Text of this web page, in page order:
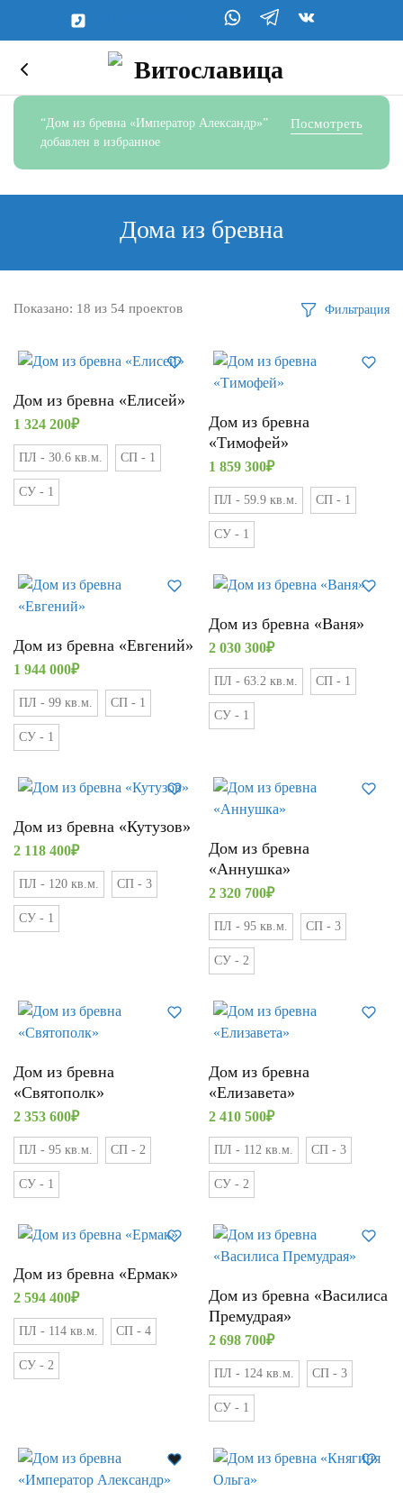
Посмотреть
“Дом из бревна «Император Александр»”
добавлен в избранное
Дома из бревна
Показано: 18 из 54 проектов Фильтрация
Дом из бревна «Елисей»
1 324 200₽
ПЛ - 30.6 кв.м. СП - 1
СУ - 1
Дом из бревна
«Тимофей»
1 859 300₽
ПЛ - 59.9 кв.м. СП - 1
СУ - 1
Дом из бревна «Евгений»
1 944 000₽
ПЛ - 99 кв.м. СП - 1
СУ - 1
Дом из бревна «Ваня»
2 030 300₽
ПЛ - 63.2 кв.м. СП - 1
СУ - 1
Дом из бревна «Кутузов»
2 118 400₽
ПЛ - 120 кв.м. СП - 3
СУ - 1
Дом из бревна
«Аннушка»
2 320 700₽
ПЛ - 95 кв.м. СП - 3
СУ - 2
Дом из бревна
«Святополк»
2 353 600₽
ПЛ - 95 кв.м. СП - 2
СУ - 1
Дом из бревна
«Елизавета»
2 410 500₽
ПЛ - 112 кв.м. СП - 3
СУ - 2
Дом из бревна «Ермак»
2 594 400₽
ПЛ - 114 кв.м. СП - 4
СУ - 2
Дом из бревна «Василиса
Премудрая»
2 698 700₽
ПЛ - 124 кв.м. СП - 3
СУ - 1